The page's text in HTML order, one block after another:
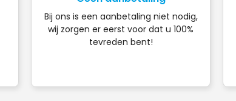
Bij ons is een aanbetaling niet nodig,
wij zorgen er eerst voor dat u 100%
tevreden bent!